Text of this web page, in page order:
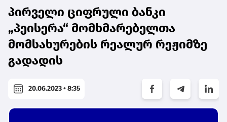
პირველი ციფრული ბანკი
„პეისერა“ მომხმარებელთა
მომსახურების რეალურ რეჟიმზე
გადადის
20.06.2023 • 8:35